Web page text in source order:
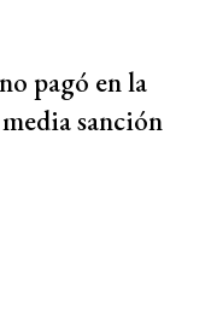
pagó en la
sanción